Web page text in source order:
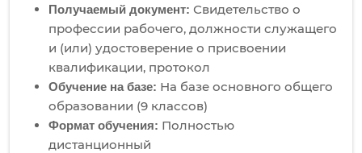
Получаемый документ: Свидетельство о
профессии рабочего, должности служащего
и (или) удостоверение о присвоении
квалификации, протокол
Обучение на базе: На базе основного общего
образовании (9 классов)
Формат обучения: Полностью
дистанционный